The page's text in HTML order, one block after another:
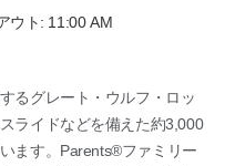
ウト: 11:00 AM
るグレート・ウルフ・ロッ
ライドなどを備えた約3,000
ます。Parents®ファミリー